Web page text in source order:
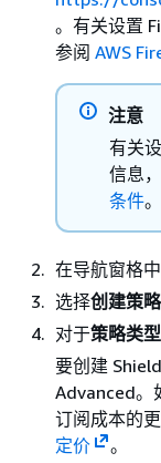
。有关设置
参阅 AWS
注意
有关
信息
条件。
在导航窗格
选择创建策略
对于策略类型
要创建
Advanced。
订阅成本的
定价
。